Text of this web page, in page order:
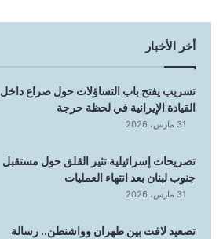
أخر الأخبار
تسريب يفتح باب التساؤلات حول صراع داخل
القيادة الإيرانية في لحظة حرجة
31 مارس، 2026
تصريحات إسرائيلية تثير القلق حول مستقبل
جنوب لبنان بعد انتهاء العمليات
31 مارس، 2026
تصعيد لافت بين طهران وواشنطن.. رسالة